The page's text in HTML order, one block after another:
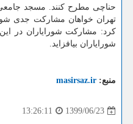
حناچی مطرح کنند. مسجد جامعی
تهران خواهان مشارکت جدی
کرد: مشارکت شورایاران در این
شورایاران بیافزاید.
منبع: masirsaz.ir
1399/06/23
13:26:11